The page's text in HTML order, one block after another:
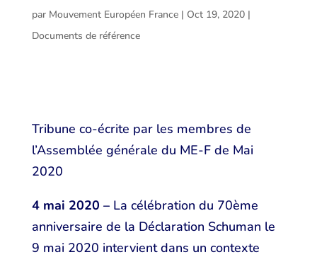
par Mouvement Européen France| Oct 19, 2020|
Documents de référence
Tribune co-écrite par les membres de
l’Assemblée générale du ME-F de Mai
2020
4 mai 2020 – La célébration du 70ème
anniversaire de la Déclaration Schuman le
9 mai 2020 intervient dans un contexte